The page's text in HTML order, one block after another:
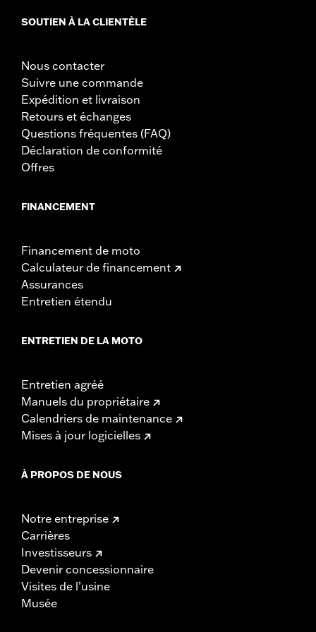
SOUTIEN À LA CLIENTÈLE
Nous contacter
Suivre une commande
Expédition et livraison
Retours et échanges
Questions fréquentes (FAQ)
Déclaration de conformité
Offres
FINANCEMENT
Financement de moto
Calculateur de financement
Assurances
Entretien étendu
ENTRETIEN DE LA MOTO
Entretien agréé
Manuels du propriétaire
Calendriers de maintenance
Mises à jour logicielles
À PROPOS DE NOUS
Notre entreprise
Carrières
Investisseurs
Devenir concessionnaire
Visites de l’usine
Musée